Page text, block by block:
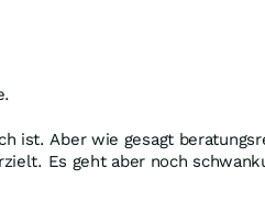
ist. Aber wie gesagt
Es geht aber noch